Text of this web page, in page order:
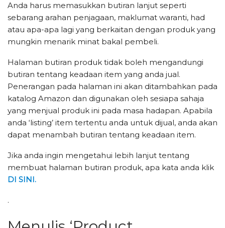
Anda harus memasukkan butiran lanjut seperti
sebarang arahan penjagaan, maklumat waranti, had
atau apa-apa lagi yang berkaitan dengan produk yang
mungkin menarik minat bakal pembeli.
Halaman butiran produk tidak boleh mengandungi
butiran tentang keadaan item yang anda jual.
Penerangan pada halaman ini akan ditambahkan pada
katalog Amazon dan digunakan oleh sesiapa sahaja
yang menjual produk ini pada masa hadapan. Apabila
anda ‘listing’ item tertentu anda untuk dijual, anda akan
dapat menambah butiran tentang keadaan item.
Jika anda ingin mengetahui lebih lanjut tentang
membuat halaman butiran produk, apa kata anda klik
DI SINI.
.